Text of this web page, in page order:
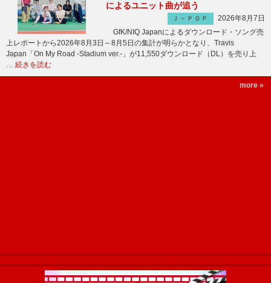
によるユニット曲が追う
Ｊ－ＰＯＰ
2026年8月7日
GfK/NIQ Japanによるダウンロード・ソング売
上レポートから2026年8月3日～8月5日の集計が明らかとなり、Travis
Japan「On My Road -Stadium ver.-」が11,550ダウンロード（DL）を売り上
… 続きを読む
more »